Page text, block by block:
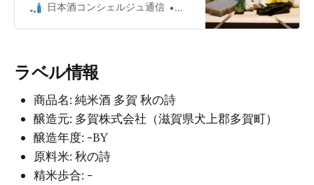
日本酒コンシェルジュ通信
日本酒コンシェルジュ Umio
ラベル情報
商品名: 純米酒 多賀 秋の詩
醸造元: 多賀株式会社（滋賀県犬上郡多賀町）
醸造年度: -BY
原料米: 秋の詩
精米歩合: -